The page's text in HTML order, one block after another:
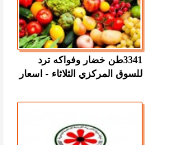
3341طن خضار وفواكه ترد
للسوق المركزي الثلاثاء - اسعار